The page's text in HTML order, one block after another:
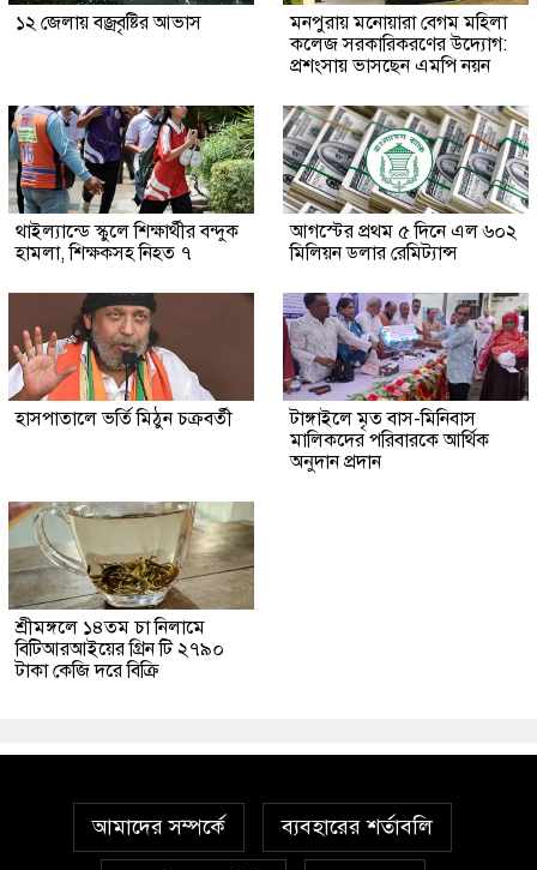
১২ জেলায় বজ্রবৃষ্টির আভাস
মনপুরায় মনোয়ারা বেগম মহিলা
কলেজ সরকারিকরণের উদ্যোগ:
প্রশংসায় ভাসছেন এমপি নয়ন
থাইল্যান্ডে স্কুলে শিক্ষার্থীর বন্দুক
হামলা, শিক্ষকসহ নিহত ৭
আগস্টের প্রথম ৫ দিনে এল ৬০২
মিলিয়ন ডলার রেমিট্যান্স
হাসপাতালে ভর্তি মিঠুন চক্রবর্তী
টাঙ্গাইলে মৃত বাস-মিনিবাস
মালিকদের পরিবারকে আর্থিক
অনুদান প্রদান
শ্রীমঙ্গলে ১৪তম চা নিলামে
বিটিআরআইয়ের গ্রিন টি ২৭৯০
টাকা কেজি দরে বিক্রি
আমাদের সম্পর্কে ব্যবহারের শর্তাবলি